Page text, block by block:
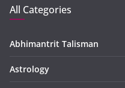
All Categories
Abhimantrit Talisman
Astrology